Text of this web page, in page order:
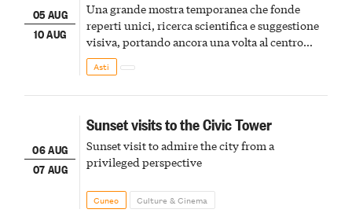
05 AUG
10 AUG
Una grande mostra temporanea che fonde
reperti unici, ricerca scientifica e suggestione
visiva, portando ancora una volta al centro
della scena le meraviglie del passato astigiano
Asti
06 AUG
07 AUG
Sunset visits to the Civic Tower
Sunset visit to admire the city from a
privileged perspective
Cuneo Culture & Cinema